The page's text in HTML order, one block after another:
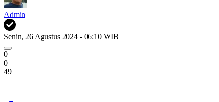
Admin
Senin, 26 Agustus 2024 - 06:10 WIB
0
0
49